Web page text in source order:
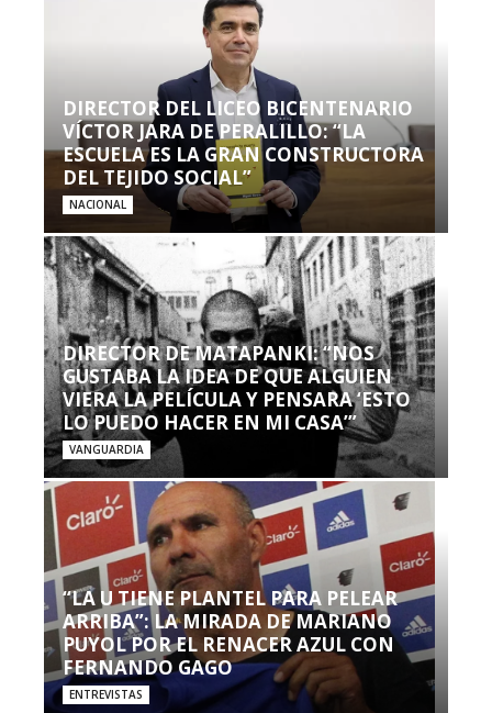
DIRECTOR DEL LICEO BICENTENARIO
VÍCTOR JARA DE PERALILLO: “LA
ESCUELA ES LA GRAN CONSTRUCTORA
DEL TEJIDO SOCIAL”
NACIONAL
DIRECTOR DE MATAPANKI: “NOS
GUSTABA LA IDEA DE QUE ALGUIEN
VIERA LA PELÍCULA Y PENSARA ‘ESTO
LO PUEDO HACER EN MI CASA’”
VANGUARDIA
“LA U TIENE PLANTEL PARA PELEAR
ARRIBA”: LA MIRADA DE MARIANO
PUYOL POR EL RENACER AZUL CON
FERNANDO GAGO
ENTREVISTAS